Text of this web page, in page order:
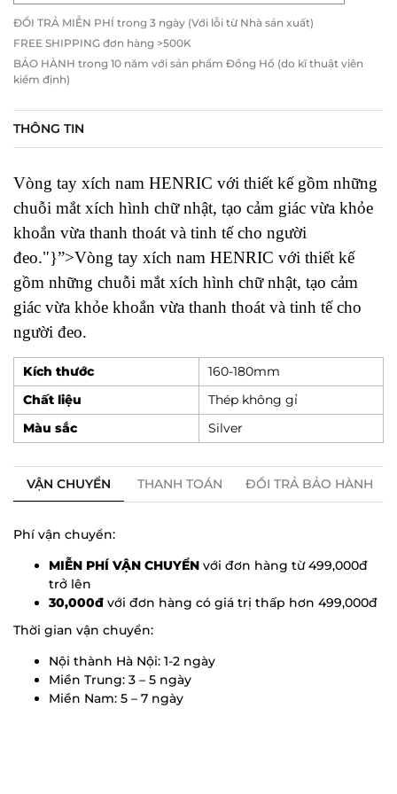
ĐỔI TRẢ MIỄN PHÍ trong 3 ngày (Với lỗi từ Nhà sản xuất)
FREE SHIPPING đơn hàng >500K
BẢO HÀNH trong 10 năm với sản phẩm Đồng Hồ (do kĩ thuật viên
kiểm định)
THÔNG TIN
Vòng tay xích nam HENRIC với thiết kế gồm những
chuỗi mắt xích hình chữ nhật, tạo cảm giác vừa khỏe
khoắn vừa thanh thoát và tinh tế cho người
đeo."}”>Vòng tay xích nam HENRIC với thiết kế
gồm những chuỗi mắt xích hình chữ nhật, tạo cảm
giác vừa khỏe khoắn vừa thanh thoát và tinh tế cho
người đeo.
Kích thước
160-180mm
Chất liệu
Thép không gỉ
Màu sắc
Silver
VẬN CHUYỂN THANH TOÁN ĐỔI TRẢ BẢO HÀNH
Phí vận chuyển:
MIỄN PHÍ VẬN CHUYỂN với đơn hàng từ 499,000đ
trở lên
30,000đ với đơn hàng có giá trị thấp hơn 499,000đ
Thời gian vận chuyển:
Nội thành Hà Nội: 1-2 ngày
Miền Trung: 3 – 5 ngày
Miền Nam: 5 – 7 ngày